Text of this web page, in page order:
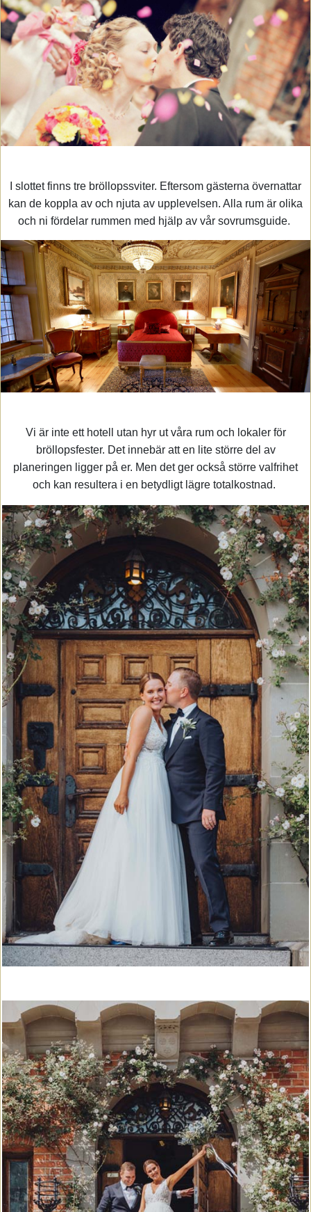
I slottet finns tre bröllopssviter. Eftersom gästerna övernattar
kan de koppla av och njuta av upplevelsen. Alla rum är olika
och ni fördelar rummen med hjälp av vår sovrumsguide.
Vi är inte ett hotell utan hyr ut våra rum och lokaler för
bröllopsfester. Det innebär att en lite större del av
planeringen ligger på er. Men det ger också större valfrihet
och kan resultera i en betydligt lägre totalkostnad.